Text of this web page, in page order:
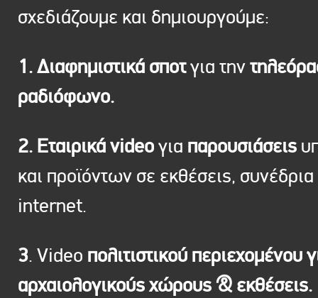
σχεδιάζουμε και δημιουργούμε:
1. Διαφημιστικά σποτγια την
ραδιόφωνο.
2. Εταιρικά videoγια παρουσιάσεις
και προϊόντων σε εκθέσεις, συνέδρια
internet.
3. Video πολιτιστικού περιεχομένου
αρχαιολογικούς χώρους & εκθέσεις.